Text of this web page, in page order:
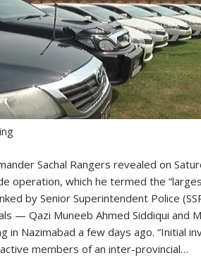
Sachal Rangers revealed on
operation, which he termed the
by Senior Superintendent Police
— Qazi Muneeb Ahmed Siddiqui and
in Nazimabad a few days ago.
members of an inter-provincial…